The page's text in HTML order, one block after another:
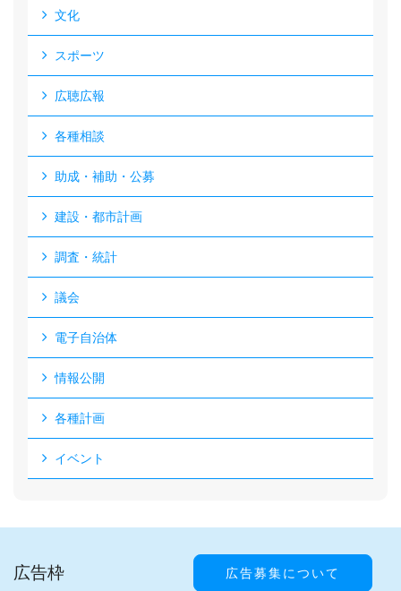
文化
スポーツ
広聴広報
各種相談
助成・補助・公募
建設・都市計画
調査・統計
議会
電子自治体
情報公開
各種計画
イベント
広告枠 広告募集について